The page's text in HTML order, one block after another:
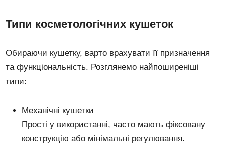
Типи косметологічних кушеток
Обираючи кушетку, варто врахувати її призначення
та функціональність. Розглянемо найпоширеніші
типи:
Механічні кушетки
Прості у використанні, часто мають фіксовану
конструкцію або мінімальні регулювання.